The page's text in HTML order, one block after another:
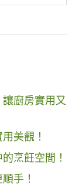
廚房實用又
美觀！
烹飪空間！
手！